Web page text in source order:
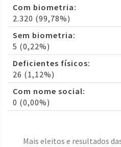
Com biometria:
2.320 (99,78%)
Sem biometria:
5 (0,22%)
Deficientes físicos:
26 (1,12%)
Com nome social:
0 (0,00%)
Mais eleitos e resultados